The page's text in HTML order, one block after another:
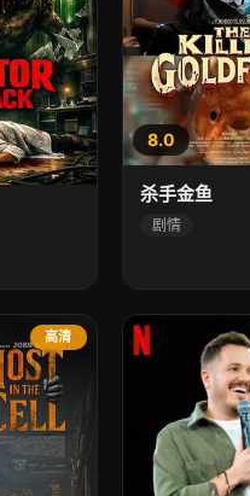
8.0
杀手金鱼
剧情
高清